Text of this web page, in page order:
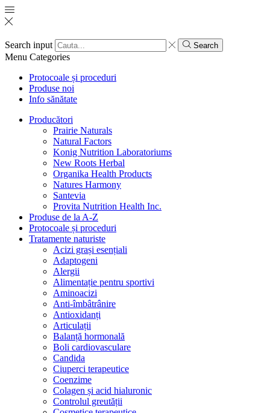
Search input Search
Menu Categories
Protocoale și proceduri
Produse noi
Info sănătate
Producători
Prairie Naturals
Natural Factors
Konig Nutrition Laboratoriums
New Roots Herbal
Organika Health Products
Natures Harmony
Santevia
Provita Nutrition Health Inc.
Produse de la A-Z
Protocoale și proceduri
Tratamente naturiste
Acizi grași esențiali
Adaptogeni
Alergii
Alimentație pentru sportivi
Aminoacizi
Anti-îmbâtrânire
Antioxidanți
Articulații
Balanță hormonală
Boli cardiovasculare
Candida
Ciuperci terapeutice
Coenzime
Colagen și acid hialuronic
Controlul greutății